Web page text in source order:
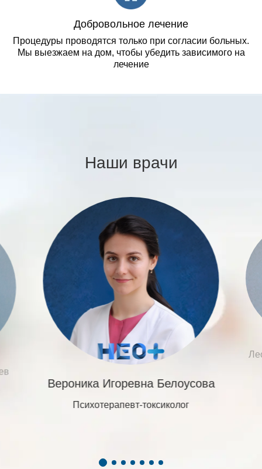
Добровольное лечение
Процедуры проводятся только при согласии больных.
Мы выезжаем на дом, чтобы убедить зависимого на
лечение
Наши врачи
Вероника Игоревна Белоусова
Психотерапевт-токсиколог